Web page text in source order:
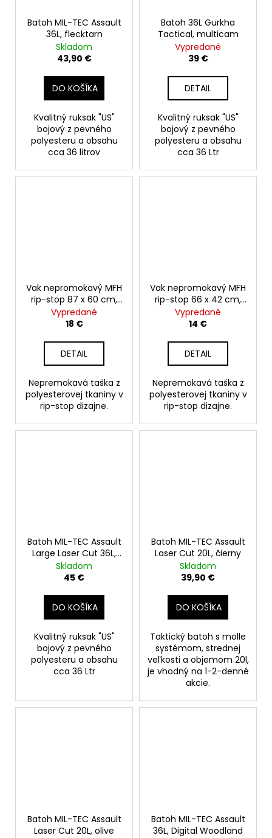
Batoh MIL-TEC Assault
36L, flecktarn
Skladom
43,90 €
DO KOŠÍKA
Kvalitný ruksak "US"
bojový z pevného
polyesteru a obsahu
cca 36 litrov
Batoh 36L Gurkha
Tactical, multicam
Vypredané
39 €
DETAIL
Kvalitný ruksak "US"
bojový z pevného
polyesteru a obsahu
cca 36 Ltr
Vak nepromokavý MFH
rip-stop 87 x 60 cm,
čierny
Vypredané
18 €
DETAIL
Nepremokavá taška z
polyesterovej tkaniny v
rip-stop dizajne.
Vak nepromokavý MFH
rip-stop 66 x 42 cm,
olive
Vypredané
14 €
DETAIL
Nepremokavá taška z
polyesterovej tkaniny v
rip-stop dizajne.
Batoh MIL-TEC Assault
Large Laser Cut 36L,
olive
Skladom
45 €
DO KOŠÍKA
Kvalitný ruksak "US"
bojový z pevného
polyesteru a obsahu
cca 36 Ltr
Batoh MIL-TEC Assault
Laser Cut 20L, čierny
Skladom
39,90 €
DO KOŠÍKA
Taktický batoh s molle
systémom, strednej
veľkosti a objemom 20l,
je vhodný na 1-2-denné
akcie.
Batoh MIL-TEC Assault
Laser Cut 20L, olive
Batoh MIL-TEC Assault
36L, Digital Woodland